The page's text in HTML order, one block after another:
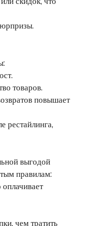
товаров.
повышает
рестайлинга,
выгодой
правилам:
чем тратить